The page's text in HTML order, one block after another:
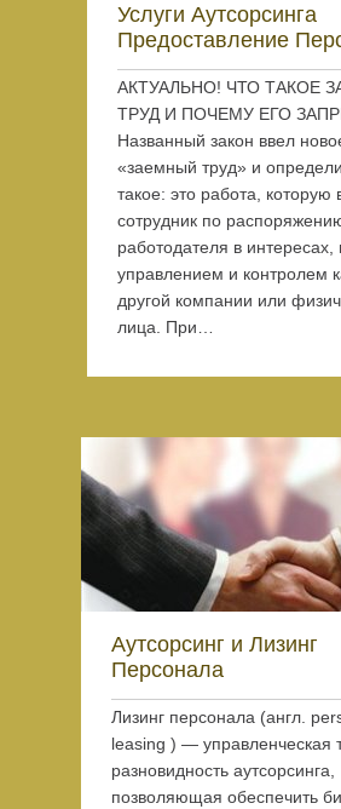
Услуги Аутсорсинга
Предоставление
АКТУАЛЬНО! ЧТО ТАКОЕ
ТРУД И ПОЧЕМУ ЕГО
Названный закон ввел
«заемный труд» и
такое: это работа, которую
сотрудник по
работодателя в интересах,
управлением и контролем
другой компании или
лица. При…
Аутсорсинг и Лизинг
Персонала
Лизинг персонала (англ.
leasing ) — управленческая
разновидность аутсорсинга,
позволяющая обеспечить